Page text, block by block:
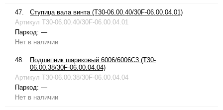
47.
Ступица вала винта (T30-06.00.40/30F-06.00.04.01)
Артикул T30-06.00.40/30F-06.00.04.01
Паркод: —
Нет в наличии
48.
Подшипник шариковый 6006/6006C3 (T30-
06.00.38/30F-06.00.04.04)
Артикул T30-06.00.38/30F-06.00.04.04
Паркод: —
Нет в наличии